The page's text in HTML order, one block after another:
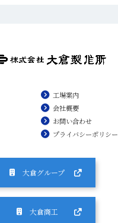
工場案内
会社概要
お問い合わせ
プライバシーポリシー
大倉グループ
大倉商工